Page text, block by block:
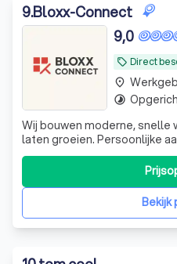
9.Bloxx-Connect
local_offer Direct
9,0
Wij bouwen moderne,
laten groeien. Persoonlijke
resultaatgericht. // wil je
website? Werk met ons!
Bekijk
place
timelapse